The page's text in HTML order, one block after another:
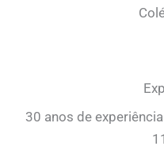
30 anos de